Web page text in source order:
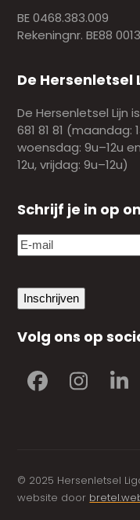
BE 0468.383.009
Rekeningnr. BE88
De Hersenletsel
De Hersenletsel Lijn
681 81 81 (maandag:
woensdag: 9u–12u
12u, vrijdag: 9u–12u)
Schrijf je in op
E-
mail(Vereist)
Inschrijven
Volg ons op
Facebook
© 2025 Hersenletsel
website door